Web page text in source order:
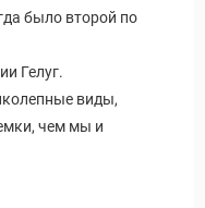
было второй по
Гелуг.
виды,
чем мы и